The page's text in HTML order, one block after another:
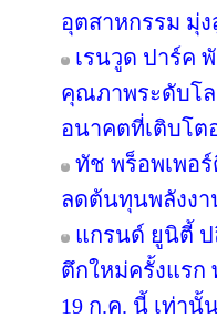
อุตสาหกรรม มุ่ง
เรนวูด ปาร์ค
คุณภาพระดับโล
อนาคตที่เติบโต
ทัช พร็อพเพอร์
ลดต้นทุนพลังงา
แกรนด์ ยูนิตี้ ป
ตึกใหม่ครั้งแรก
19 ก.ค. นี้ เท่านั้